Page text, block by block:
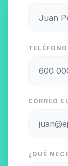
CORREO
¿QUÉ